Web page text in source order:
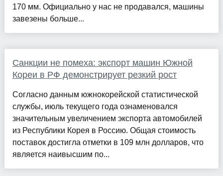
170 мм. Официально у нас не продавался, машины
завезены больше...
Санкции не помеха: экспорт машин Южной
Кореи в РФ демонстрирует резкий рост
Согласно данным южнокорейской статистической
службы, июль текущего года ознаменовался
значительным увеличением экспорта автомобилей
из Республики Корея в Россию. Общая стоимость
поставок достигла отметки в 109 млн долларов, что
является наивысшим по...